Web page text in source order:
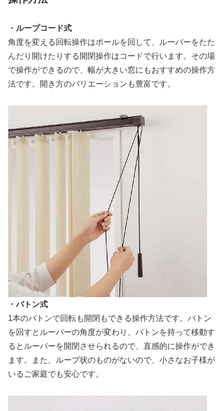
・ループコード式
角度を変える回転操作はポールを回して、ルーバーをたた
んだり開けたりする開閉操作はコードで行います。その場
で操作ができるので、幅が大きい窓にもおすすめの操作方
法です。開き方のバリエーションも豊富です。
・バトン式
1本のバトンで回転も開閉もできる操作方法です。バトン
を回すとルーバーの角度が変わり、バトンを持って移動す
るとルーバーを開閉させられるので、直感的に操作ができ
ます。また、ループ状のものがないので、小さなお子様が
いるご家庭でも安心です。